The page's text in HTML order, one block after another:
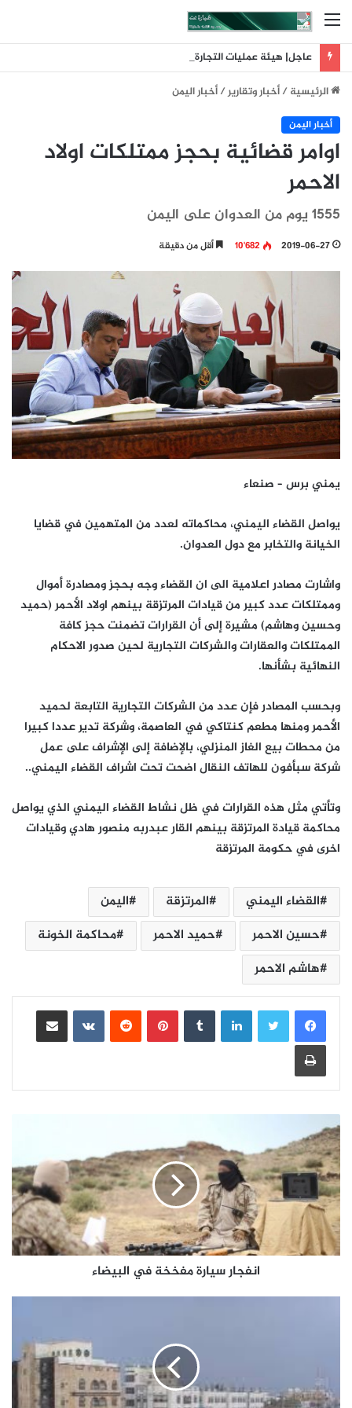
القائمة
الرئيسية/أخبار وتقارير/أخبار اليمن
أخبار اليمن
اوامر قضائية بحجز ممتلكات اولاد
الاحمر
1555 يوم من العدوان على اليمن
2019-06-27 10٬682 أقل من دقيقة
يمني برس – صنعاء
يواصل القضاء اليمني، محاكماته لعدد من المتهمين في قضايا
الخيانة والتخابر مع دول العدوان.
واشارت مصادر اعلامية الى ان القضاء وجه بحجز ومصادرة أموال
وممتلكات عدد كبير من قيادات المرتزقة بينهم اولاد الأحمر (حميد
وحسين وهاشم) مشيرة إلى أن القرارات تضمنت حجز كافة
الممتلكات والعقارات والشركات التجارية لحين صدور الاحكام
النهائية بشأنها.
وبحسب المصادر فإن عدد من الشركات التجارية التابعة لحميد
الأحمر ومنها مطعم كنتاكي في العاصمة، وشركة تدير عددا كبيرا
من محطات بيع الغاز المنزلي، بالإضافة إلى الإشراف على عمل
شركة سبأفون للهاتف النقال اضحت تحت اشراف القضاء اليمني..
وتأتي مثل هذه القرارات في ظل نشاط القضاء اليمني الذي يواصل
محاكمة قيادة المرتزقة بينهم القار عبدربه منصور هادي وقيادات
اخرى في حكومة المرتزقة
القضاء اليمني المرتزقة
اليمن
حسين الاحمر
حميد الاحمر
محاكمة الخونة
هاشم الاحمر
لينكدإن بينتيريست
مشاركة عبر البريد
طباعة
انفجار سيارة مفخخة في البيضاء